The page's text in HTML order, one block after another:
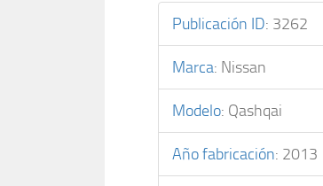
Publicación ID: 3262
Marca: Nissan
Modelo: Qashqai
Año fabricación: 2013